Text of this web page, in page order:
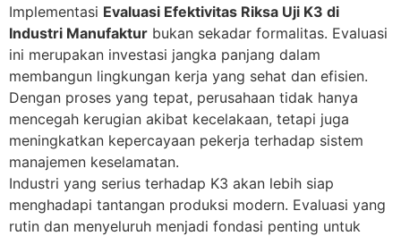
Implementasi Evaluasi Efektivitas Riksa Uji K3 di
Industri Manufaktur bukan sekadar formalitas. Evaluasi
ini merupakan investasi jangka panjang dalam
membangun lingkungan kerja yang sehat dan efisien.
Dengan proses yang tepat, perusahaan tidak hanya
mencegah kerugian akibat kecelakaan, tetapi juga
meningkatkan kepercayaan pekerja terhadap sistem
manajemen keselamatan.
Industri yang serius terhadap K3 akan lebih siap
menghadapi tantangan produksi modern. Evaluasi yang
rutin dan menyeluruh menjadi fondasi penting untuk